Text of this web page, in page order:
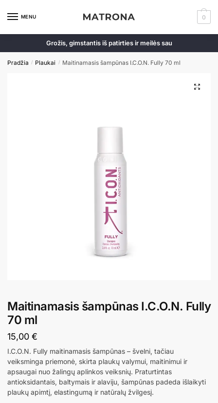
MENU 0
Grožis, gimstantis iš patirties ir meilės sau
Pradžia / Plaukai / Maitinamasis šampūnas I.C.O.N. Fully 70 ml
🔍
Maitinamasis šampūnas I.C.O.N. Fully
70 ml
15,00 €
I.C.O.N. Fully maitinamasis šampūnas – švelni, tačiau
veiksminga priemonė, skirta plaukų valymui, maitinimui ir
apsaugai nuo žalingų aplinkos veiksnių. Praturtintas
antioksidantais, baltymais ir alaviju, šampūnas padeda išlaikyti
plaukų apimtį, elastingumą ir natūralų žvilgesį.